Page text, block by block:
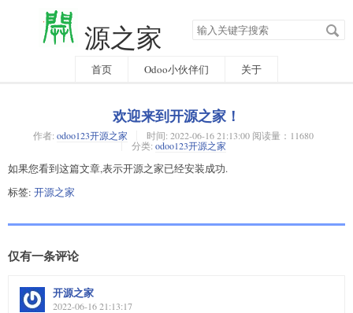
源之家 搜
索
字
首页 Odoo小伙伴们 关于
欢迎来到开源之家！
作者: odoo123开源之家 时间: 2022-06-16 21:13:00 阅读量：11680
分类: odoo123开源之家
如果您看到这篇文章,表示开源之家已经安装成功.
标签: 开源之家
仅有一条评论
开源之家
2022-06-16 21:13:17